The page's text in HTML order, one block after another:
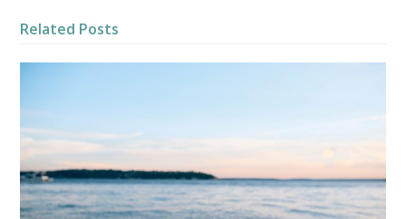
Related Posts